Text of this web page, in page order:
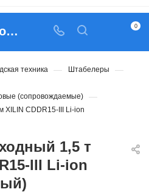
Штабелер самоходный 1,5 т 2,5 м XILIN CDDR15-III Li-ion (сопровождаемый) - купить в Belapex 0
техника — Штабелеры —
(сопровождаемые) —
XILIN CDDR15-III Li-ion
1,5 т
III Li-ion